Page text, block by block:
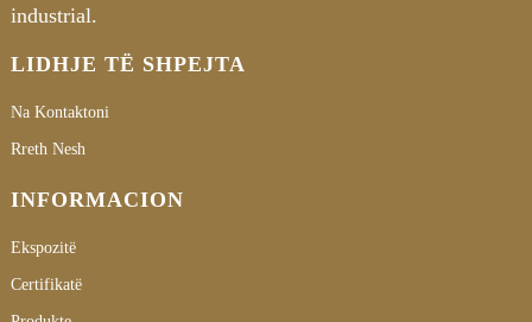
industrial.
LIDHJE TË SHPEJTA
Na Kontaktoni
Rreth Nesh
INFORMACION
Ekspozitë
Certifikatë